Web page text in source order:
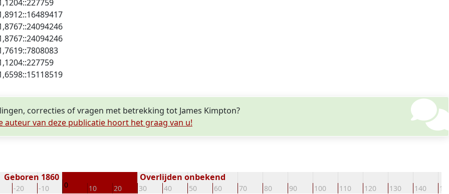
correcties of vragen met betrekking tot James Kimpton?
auteur van deze publicatie hoort het graag van u!
-20 -10 0 10 20 30 40 50 60 70 80 90 100 110 120 130 140
Geboren 1860 Overlijden onbekend